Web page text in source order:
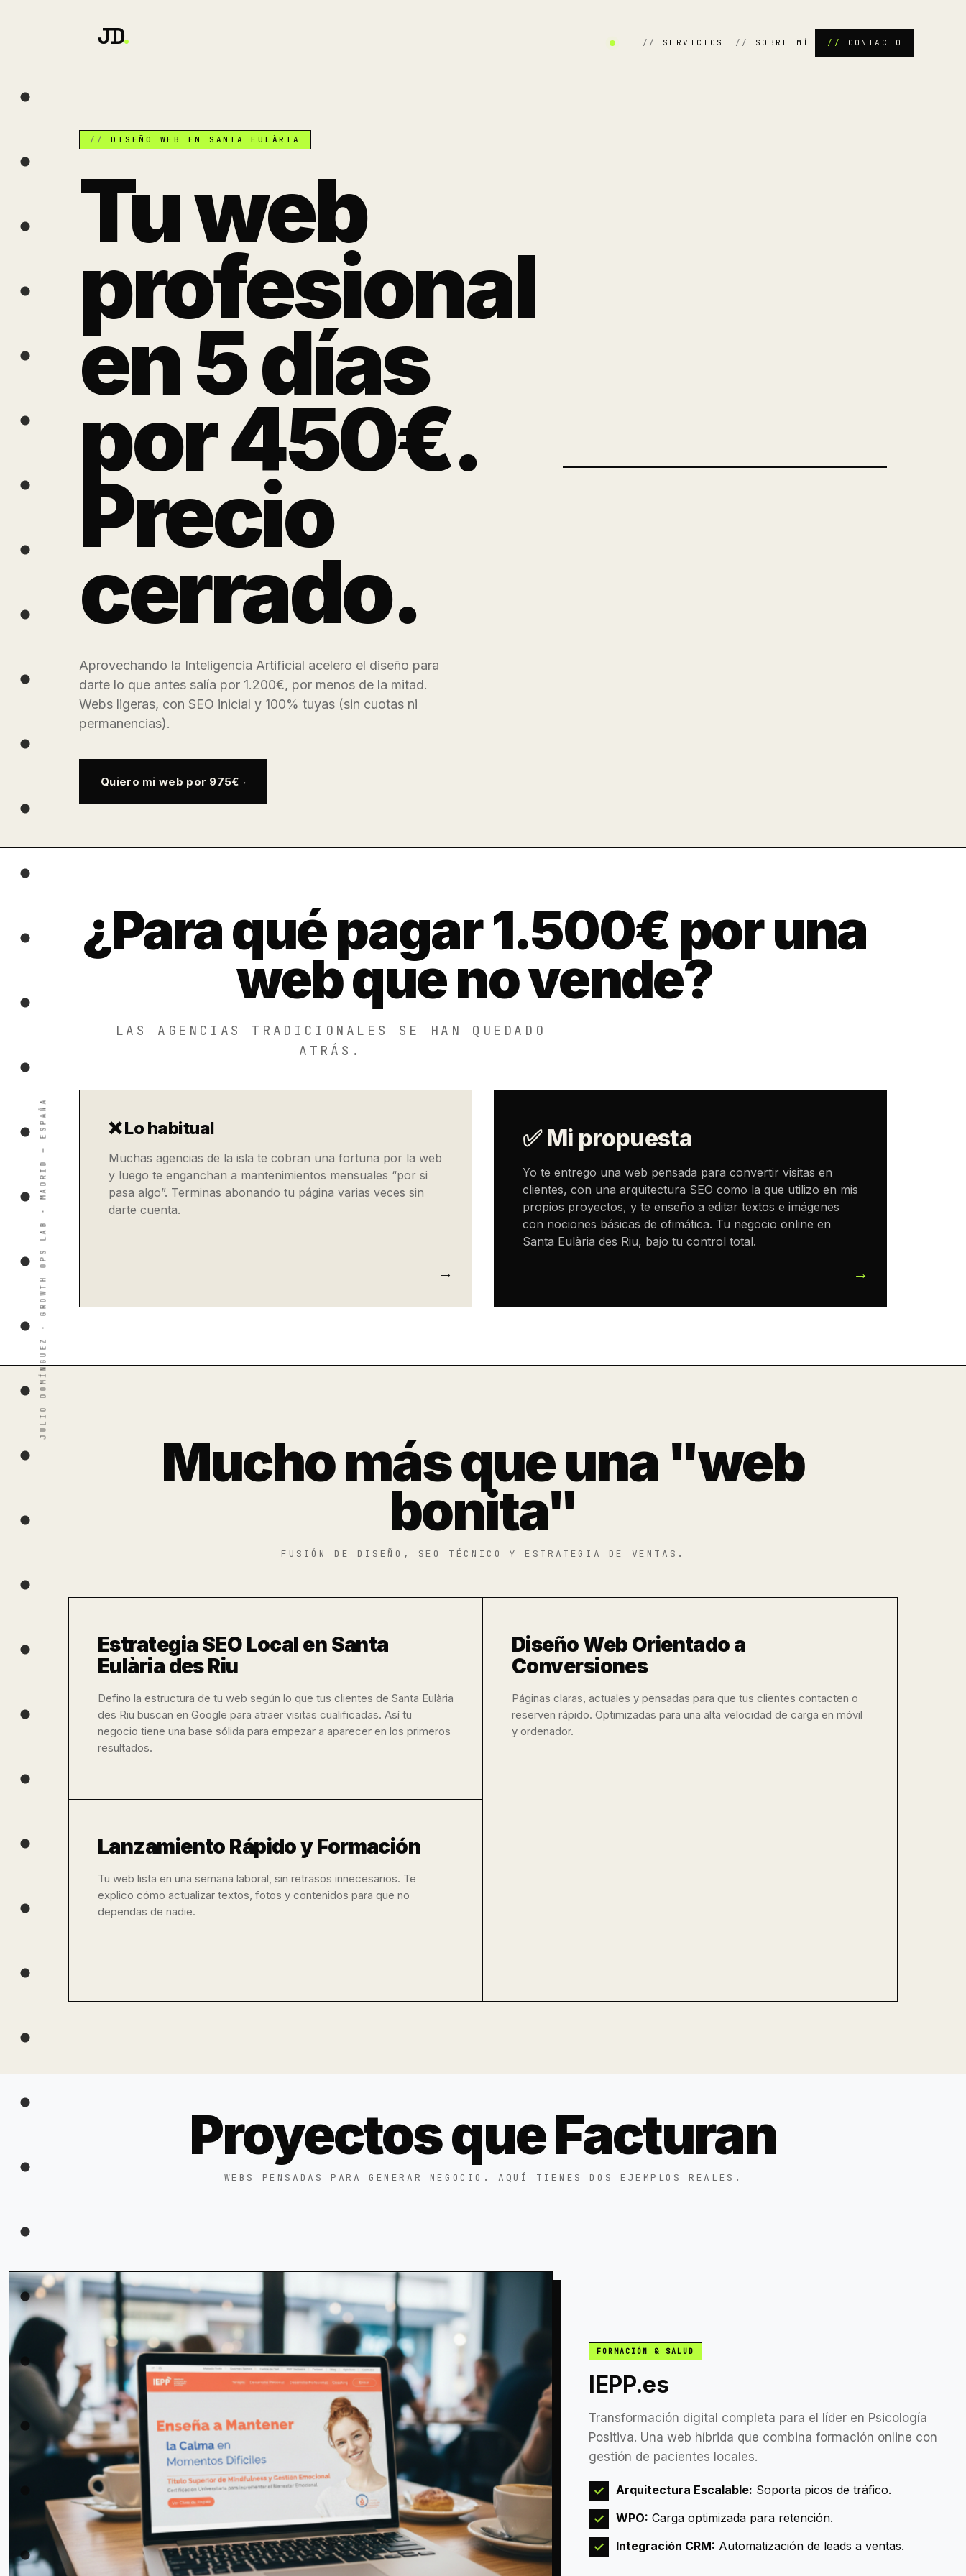
JD. SERVICIOS SOBRE MÍ CONTACTO
DISEÑO WEB EN SANTA EULÀRIA
Tu web
profesional
en 5 días
por 450€.
Precio
cerrado.
Aprovechando la Inteligencia Artificial acelero el diseño para
darte lo que antes salía por 1.200€, por menos de la mitad.
Webs ligeras, con SEO inicial y 100% tuyas (sin cuotas ni
permanencias).
Quiero mi web por 975€
¿Para qué pagar 1.500€ por una
web que no vende?
LAS AGENCIAS TRADICIONALES SE HAN QUEDADO
ATRÁS.
❌ Lo habitual
Muchas agencias de la isla te cobran una fortuna por la web
y luego te enganchan a mantenimientos mensuales “por si
pasa algo”. Terminas abonando tu página varias veces sin
darte cuenta.
✅ Mi propuesta
Yo te entrego una web pensada para convertir visitas en
clientes, con una arquitectura SEO como la que utilizo en mis
propios proyectos, y te enseño a editar textos e imágenes
con nociones básicas de ofimática. Tu negocio online en
Santa Eulària des Riu, bajo tu control total.
Mucho más que una "web
bonita"
FUSIÓN DE DISEÑO, SEO TÉCNICO Y ESTRATEGIA DE VENTAS.
Estrategia SEO Local en Santa
Eulària des Riu
Defino la estructura de tu web según lo que tus clientes de Santa Eulària
des Riu buscan en Google para atraer visitas cualificadas. Así tu
negocio tiene una base sólida para empezar a aparecer en los primeros
resultados.
Diseño Web Orientado a
Conversiones
Páginas claras, actuales y pensadas para que tus clientes contacten o
reserven rápido. Optimizadas para una alta velocidad de carga en móvil
y ordenador.
Lanzamiento Rápido y Formación
Tu web lista en una semana laboral, sin retrasos innecesarios. Te
explico cómo actualizar textos, fotos y contenidos para que no
dependas de nadie.
Proyectos que Facturan
WEBS PENSADAS PARA GENERAR NEGOCIO. AQUÍ TIENES DOS EJEMPLOS REALES.
FORMACIÓN & SALUD
IEPP.es
Transformación digital completa para el líder en Psicología
Positiva. Una web híbrida que combina formación online con
gestión de pacientes locales.
✓ Arquitectura Escalable: Soporta picos de tráfico.
✓ WPO: Carga optimizada para retención.
✓ Integración CRM: Automatización de leads a ventas.